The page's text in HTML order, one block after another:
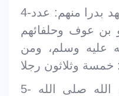
4-ومن فضائلهم كثرة من شهد بدرا منهم: عدد
عوف وحلفائهم
عليه وسلم، ومن
5- ومن فضائلهم أن رسول الله صلى الله